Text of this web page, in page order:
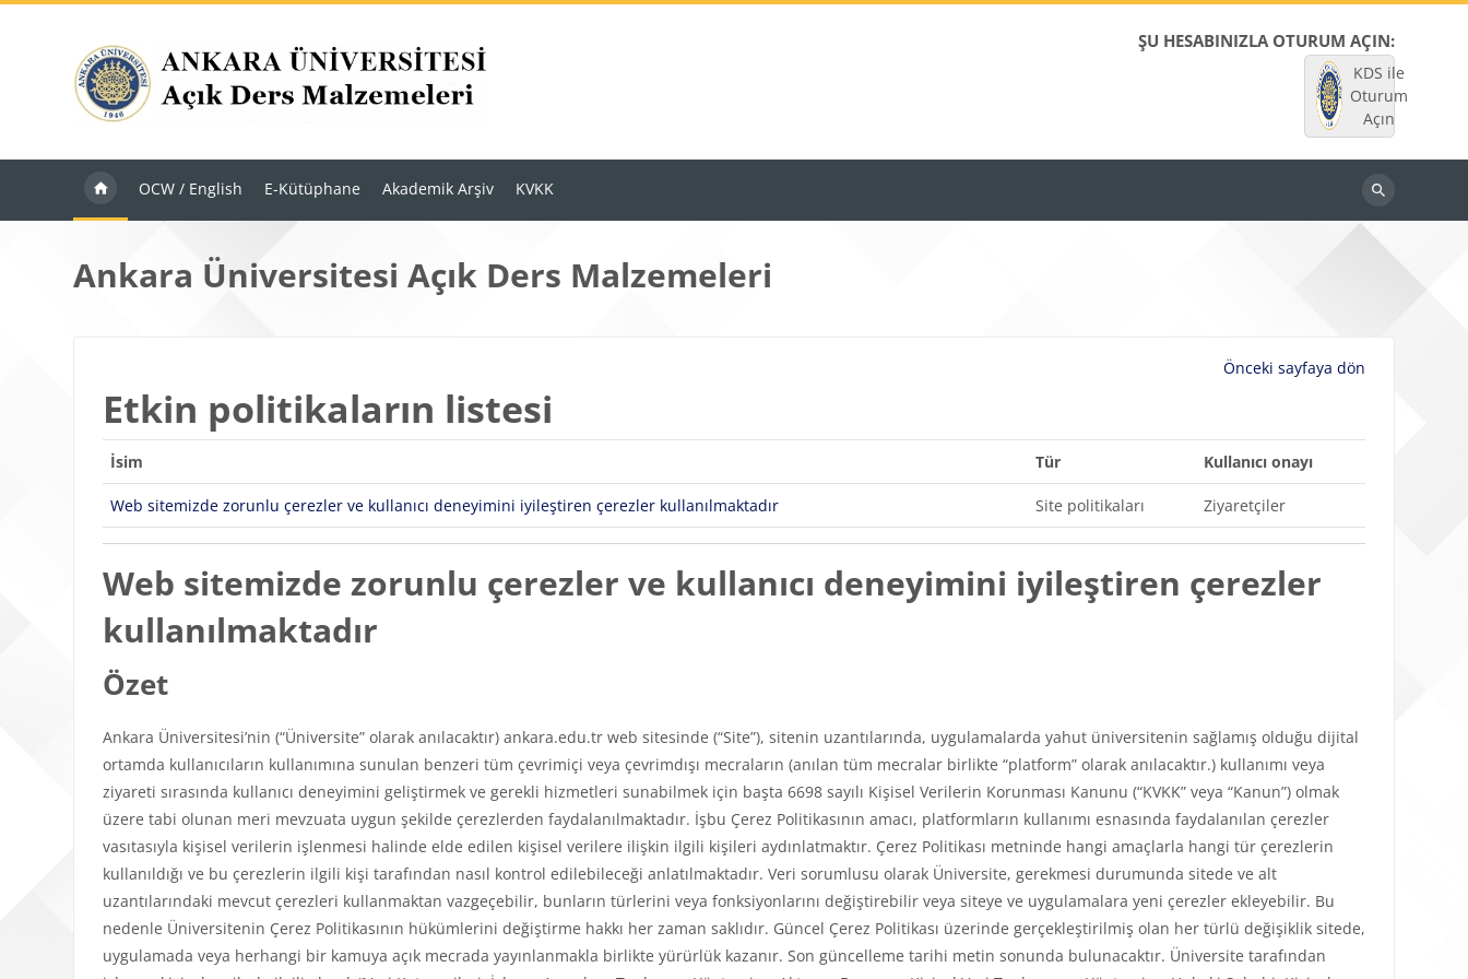
ŞU HESABINIZLA OTURUM AÇIN:
KDS ile
Oturum
Açın
OCW / English E-Kütüphane Akademik Arşiv KVKK
Dersleri
ara
Ankara Üniversitesi Açık Ders Malzemeleri
Önceki sayfaya dön
Etkin politikaların listesi
İsim Tür Kullanıcı onayı
Web sitemizde zorunlu çerezler ve kullanıcı deneyimini iyileştiren çerezler kullanılmaktadır Site politikaları Ziyaretçiler
Web sitemizde zorunlu çerezler ve kullanıcı deneyimini iyileştiren çerezler
kullanılmaktadır
Özet
Ankara Üniversitesi’nin (“Üniversite” olarak anılacaktır) ankara.edu.tr web sitesinde (“Site”), sitenin uzantılarında, uygulamalarda yahut üniversitenin sağlamış olduğu dijital
ortamda kullanıcıların kullanımına sunulan benzeri tüm çevrimiçi veya çevrimdışı mecraların (anılan tüm mecralar birlikte “platform” olarak anılacaktır.) kullanımı veya
ziyareti sırasında kullanıcı deneyimini geliştirmek ve gerekli hizmetleri sunabilmek için başta 6698 sayılı Kişisel Verilerin Korunması Kanunu (“KVKK” veya “Kanun”) olmak
üzere tabi olunan meri mevzuata uygun şekilde çerezlerden faydalanılmaktadır. İşbu Çerez Politikasının amacı, platformların kullanımı esnasında faydalanılan çerezler
vasıtasıyla kişisel verilerin işlenmesi halinde elde edilen kişisel verilere ilişkin ilgili kişileri aydınlatmaktır. Çerez Politikası metninde hangi amaçlarla hangi tür çerezlerin
kullanıldığı ve bu çerezlerin ilgili kişi tarafından nasıl kontrol edilebileceği anlatılmaktadır. Veri sorumlusu olarak Üniversite, gerekmesi durumunda sitede ve alt
uzantılarındaki mevcut çerezleri kullanmaktan vazgeçebilir, bunların türlerini veya fonksiyonlarını değiştirebilir veya siteye ve uygulamalara yeni çerezler ekleyebilir. Bu
nedenle Üniversitenin Çerez Politikasının hükümlerini değiştirme hakkı her zaman saklıdır. Güncel Çerez Politikası üzerinde gerçekleştirilmiş olan her türlü değişiklik sitede,
uygulamada veya herhangi bir kamuya açık mecrada yayınlanmakla birlikte yürürlük kazanır. Son güncelleme tarihi metin sonunda bulunacaktır. Üniversite tarafından